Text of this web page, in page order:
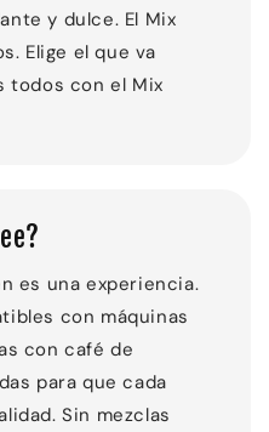
y dulce. El Mix
Elige el que va
todos con el Mix
es una experiencia.
con máquinas
con café de
para que cada
Sin mezclas